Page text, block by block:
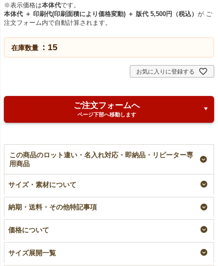
※表示価格は本体代です。
本体代 ＋ 印刷代(印刷面積により価格変動) ＋ 版代 5,500円（税込） が ご
注文フォーム内で自動計算されます。
在庫数量 15
お気に入りに登録する
ご注文フォームへ
ページ下部へ移動します
この商品のロット違い・名入れ対応・即納品・リピーター専
用商品
不織布製平袋（中ロン
グ）極厚手《40g》｜
¥ 16,830 税込 〜
【名入れ大ロット】不
100枚入（1000枚以上
専用）
【名入れ対応】不織布
製平袋（中ロング）極
入
サイズ・素材について
納期・送料・その他特記事項
価格について
サイズ展開一覧